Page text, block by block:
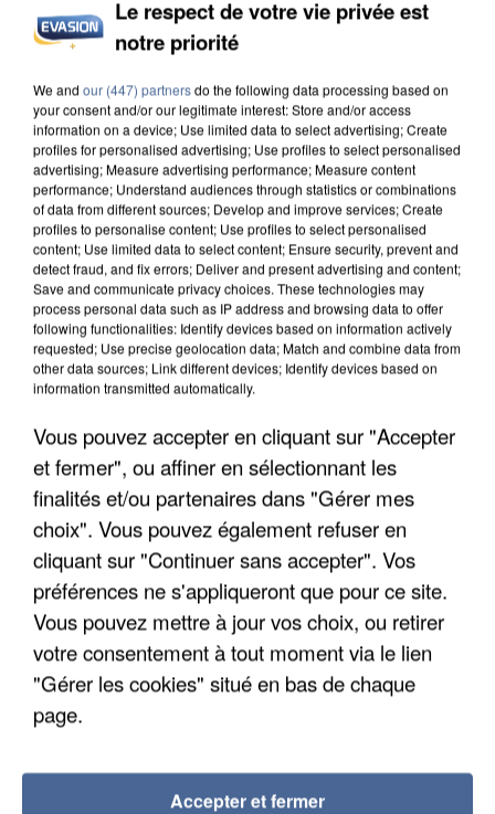
INCENDIES : L’ÎLE-DE-FRANCE LANCE UN ÉLAN
DE SOLIDARITÉ AVEC LES...
APRÈS TOUTES CES CANICULES, LES REFUGES
DE FAUNE SAUVAGE SONT...
Le respect de votre vie privée est
notre priorité
We and our (447) partnersdo the following data processing based on
your consent and/or our legitimate interest: Store and/or access
information on a device; Use limited data to select advertising; Create
profiles for personalised advertising; Use profiles to select personalised
advertising; Measure advertising performance; Measure content
performance; Understand audiences through statistics or combinations
of data from different sources; Develop and improve services; Create
profiles to personalise content; Use profiles to select personalised
content; Use limited data to select content; Ensure security, prevent and
detect fraud, and fix errors; Deliver and present advertising and content;
Save and communicate privacy choices. These technologies may
process personal data such as IP address and browsing data to offer
following functionalities: Identify devices based on information actively
requested; Use precise geolocation data; Match and combine data from
other data sources; Link different devices; Identify devices based on
information transmitted automatically.
Vous pouvez accepter en cliquant sur "Accepter
et fermer", ou affiner en sélectionnant les
finalités et/ou partenaires dans "Gérer mes
choix". Vous pouvez également refuser en
cliquant sur "Continuer sans accepter". Vos
préférences ne s'appliqueront que pour ce site.
Vous pouvez mettre à jour vos choix, ou retirer
votre consentement à tout moment via le lien
"Gérer les cookies" situé en bas de chaque
page.
Accepter et fermer